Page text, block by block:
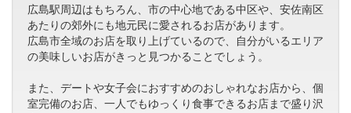
広島駅周辺はもちろん、市の中心地である中区や、安佐南区
あたりの郊外にも地元民に愛されるお店があります。
広島市全域のお店を取り上げているので、自分がいるエリア
の美味しいお店がきっと見つかることでしょう。
また、デートや女子会におすすめのおしゃれなお店から、個
室完備のお店、一人でもゆっくり食事できるお店まで盛り沢